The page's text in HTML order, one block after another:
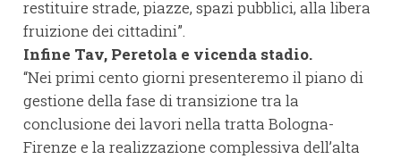
restituire strade, piazze, spazi pubblici, alla libera
fruizione dei cittadini”.
Infine Tav, Peretola e vicenda stadio.
“Nei primi cento giorni presenteremo il piano di
gestione della fase di transizione tra la
conclusione dei lavori nella tratta Bologna-
Firenze e la realizzazione complessiva dell’alta